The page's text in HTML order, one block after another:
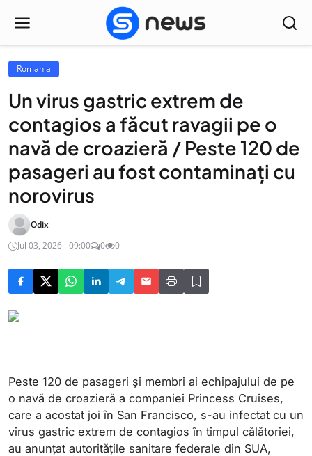
Romania
Un virus gastric extrem de
contagios a făcut ravagii pe o
navă de croazieră / Peste 120 de
pasageri au fost contaminați cu
norovirus
Odix
Jul 03, 2026 - 09:00
0 0
Peste 120 de pasageri și membri ai echipajului de pe
o navă de croazieră a companiei Princess Cruises,
care a acostat joi în San Francisco, s-au infectat cu un
virus gastric extrem de contagios în timpul călătoriei,
au anunțat autoritățile sanitare federale din SUA,